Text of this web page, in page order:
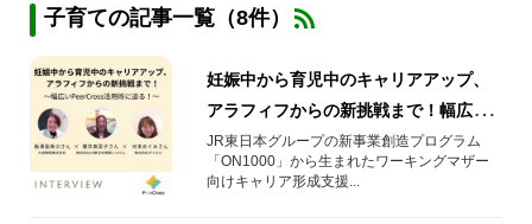
子育ての記事一覧（8件）
妊娠中から育児中のキャリアアップ、
アラフィフからの新挑戦まで！幅広い
PeerCross活用術に迫る！
JR東日本グループの新事業創造プログラム
「ON1000」から生まれたワーキングマザー
向けキャリア形成支援...